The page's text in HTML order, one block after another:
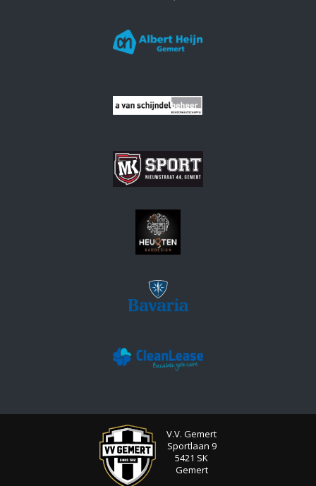
V.V. Gemert
Sportlaan 9
5421 SK
Gemert